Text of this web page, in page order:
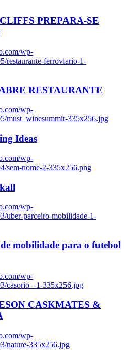
PREPARA-SE
wp-
restaurante-ferroviario-1-
RESTAURANTE
wp-
must_winesummit-335x256.jpg
Ideas
wp-
sem-nome-2-335x256.png
wp-
uber-parceiro-mobilidade-1-
mobilidade para o futebol
wp-
casorio_-1-335x256.jpg
CASKMATES &
wp-
nature-335x256.jpg